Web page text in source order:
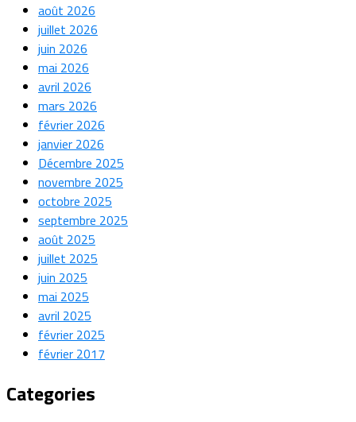
août 2026
juillet 2026
juin 2026
mai 2026
avril 2026
mars 2026
février 2026
janvier 2026
Décembre 2025
novembre 2025
octobre 2025
septembre 2025
août 2025
juillet 2025
juin 2025
mai 2025
avril 2025
février 2025
février 2017
Categories